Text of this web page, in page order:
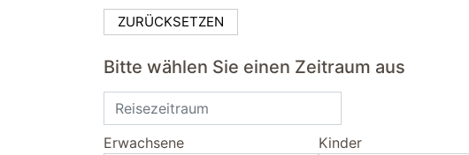
ZURÜCKSETZEN
Bitte wählen Sie einen Zeitraum aus
Erwachsene Kinder